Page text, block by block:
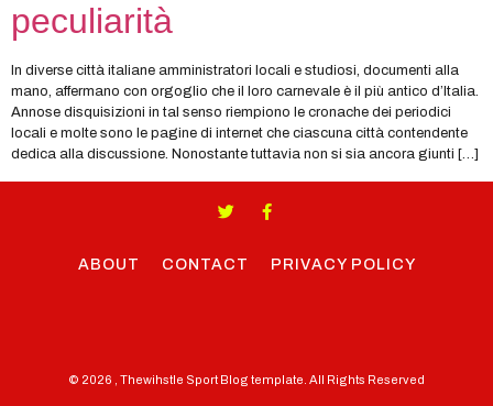
peculiarità
In diverse città italiane amministratori locali e studiosi, documenti alla
mano, affermano con orgoglio che il loro carnevale è il più antico d’Italia.
Annose disquisizioni in tal senso riempiono le cronache dei periodici
locali e molte sono le pagine di internet che ciascuna città contendente
dedica alla discussione. Nonostante tuttavia non si sia ancora giunti […]
ABOUT CONTACT PRIVACY POLICY
© 2026 , Thewihstle Sport Blog template. All Rights Reserved